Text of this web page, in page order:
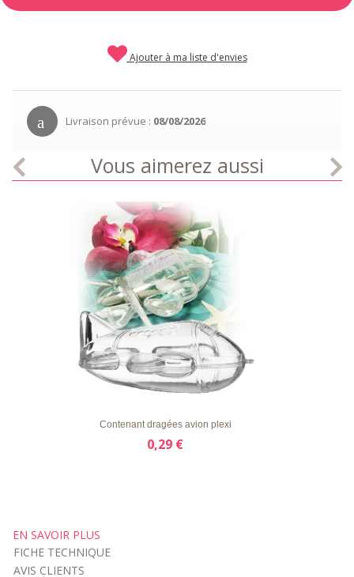
Ajouter à ma liste d'envies
Livraison prévue : 08/08/2026
Vous aimerez aussi
APERÇU RAPIDE DÉTAILS
Contenant dragées avion plexi
0,29 €
EN SAVOIR PLUS
FICHE TECHNIQUE
AVIS CLIENTS